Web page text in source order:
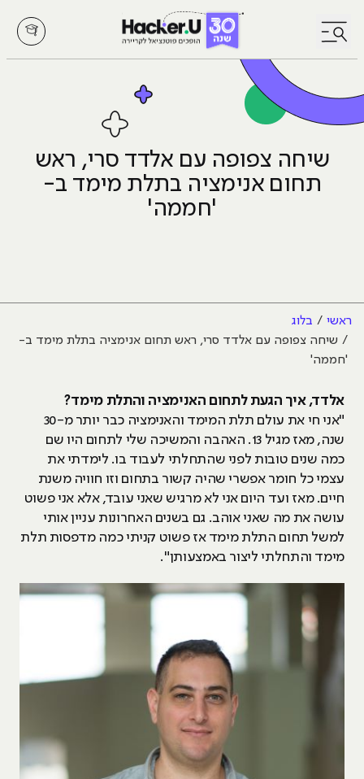
לחץ לפתיחת/סגירת תפריט
שיחה צפופה עם אלדד סרי, ראש
תחום אנימציה בתלת מימד ב-
'חממה'
ראשי
בלוג
שיחה צפופה עם אלדד סרי, ראש תחום אנימציה בתלת מימד ב-
'חממה'
אלדד, איך הגעת לתחום האנימציה והתלת מימד?
"אני חי את עולם תלת המימד והאנימציה כבר יותר מ-30
שנה, מאז מגיל 13. האהבה והמשיכה שלי לתחום היו שם
כמה שנים טובות לפני שהתחלתי לעבוד בו. לימדתי את
עצמי כל חומר אפשרי שהיה קשור בתחום וזו חוויה משנת
חיים. מאז ועד היום אני לא מרגיש שאני עובד, אלא אני פשוט
עושה את מה שאני אוהב. גם בשנים האחרונות עניין אותי
למשל תחום התלת מימד אז פשוט קניתי כמה מדפסות תלת
מימד והתחלתי ליצור באמצעותן".